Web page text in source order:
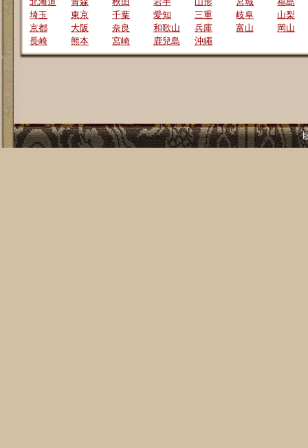
埼玉
東京 千葉 愛知 三重 岐阜
山梨
京都
大阪 奈良 和歌山 兵庫 富山
岡山
長崎
熊本 宮崎 鹿兒島 沖繩